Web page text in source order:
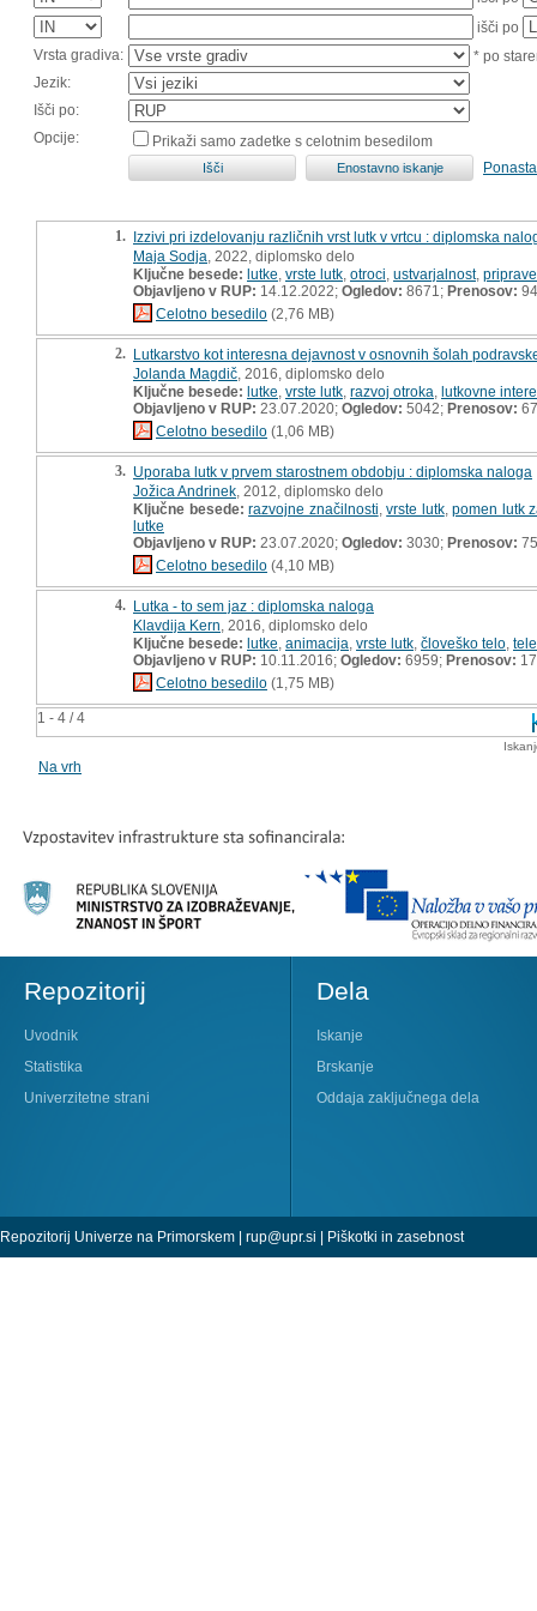
išči po
Vrsta gradiva:
* po
Jezik:
Išči po:
Opcije:
Prikaži samo zadetke s celotnim besedilom
1 - 4 / 4
1. Izzivi pri izdelovanju različnih vrst lutk v vrtcu : diplomska
Maja Sodja , 2022, diplomsko delo
Ključne besede: lutke vrste lutk otroci ustvarjalnost, priprave
Objavljeno v RUP: 14.12.2022; Ogledov: 8671; Prenosov: 94
Celotno besedilo (2,76 MB)
2. Lutkarstvo kot interesna dejavnost v osnovnih šolah
Jolanda Magdič , 2016, diplomsko delo
Ključne besede: lutke vrste lutk razvoj otroka lutkovne
Objavljeno v RUP: 23.07.2020; Ogledov: 5042; Prenosov: 67
Celotno besedilo (1,06 MB)
3. Uporaba lutk v prvem starostnem obdobju : diplomska naloga
Jožica Andrinek , 2012, diplomsko delo
Ključne besede: razvojne značilnosti ,vrste lutk,pomen lutk
lutke
Objavljeno v RUP: 23.07.2020; Ogledov: 3030; Prenosov: 75
Celotno besedilo (4,10 MB)
4. Lutka - to sem jaz : diplomska naloga
Klavdija Kern , 2016, diplomsko delo
Ključne besede: lutke animacija vrste lutk človeško telo
Objavljeno v RUP: 10.11.2016; Ogledov: 6959; Prenosov:
Celotno besedilo (1,75 MB)
Na vrh
Repozitorij
Uvodnik
Statistika
Univerzitetne strani
Dela
Iskanje
Brskanje
Oddaja zaključnega dela
Repozitorij Univerze na Primorskem | rup@upr.si | Piškotki in zasebnost